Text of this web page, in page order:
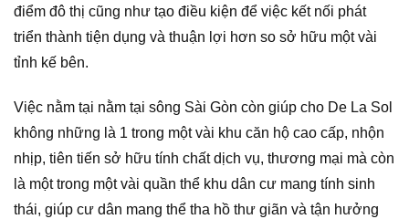
điểm đô thị cũng như tạo điều kiện để việc kết nối phát
triển thành tiện dụng và thuận lợi hơn so sở hữu một vài
tỉnh kế bên.
Việc nằm tại nằm tại sông Sài Gòn còn giúp cho De La Sol
không những là 1 trong một vài khu căn hộ cao cấp, nhộn
nhịp, tiên tiến sở hữu tính chất dịch vụ, thương mại mà còn
là một trong một vài quần thể khu dân cư mang tính sinh
thái, giúp cư dân mang thể tha hồ thư giãn và tận hưởng